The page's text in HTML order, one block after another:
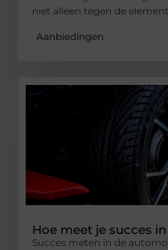
niet alleen tegen de
Aanbiedingen
Hoe meet je succes
Succes meten in de